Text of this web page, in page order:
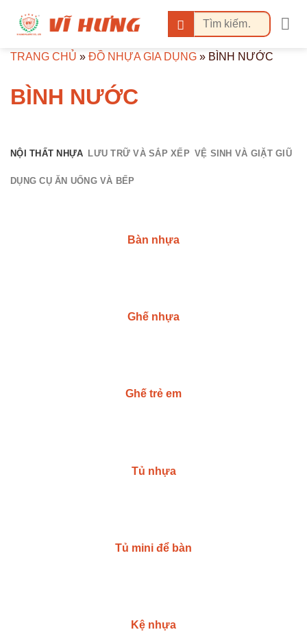
dung
Tìm
kiếm:
TRANG CHỦ » ĐỒ NHỰA GIA DỤNG » BÌNH NƯỚC
BÌNH NƯỚC
NỘI THẤT NHỰA LƯU TRỮ VÀ SẮP XẾP VỆ SINH VÀ GIẶT GIŨ
DỤNG CỤ ĂN UỐNG VÀ BẾP
Bàn nhựa
Ghế nhựa
Ghế trẻ em
Tủ nhựa
Tủ mini để bàn
Kệ nhựa